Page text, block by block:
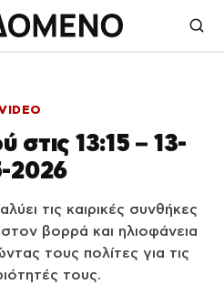
στις 13:15 – 13-
2026
τις καιρικές συνθήκες
βορρά και ηλιοφάνεια
τους πολίτες για τις
τους.